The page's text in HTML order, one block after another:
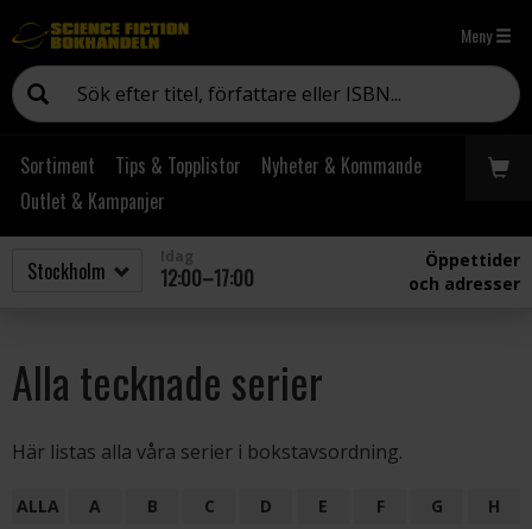
Meny
Sortiment Tips & Topplistor
Nyheter & Kommande
Outlet & Kampanjer
12:00–17:00
Öppettider
och adresser
Alla tecknade serier
Här listas alla våra serier i bokstavsordning.
ALLA A B C D E F G
H